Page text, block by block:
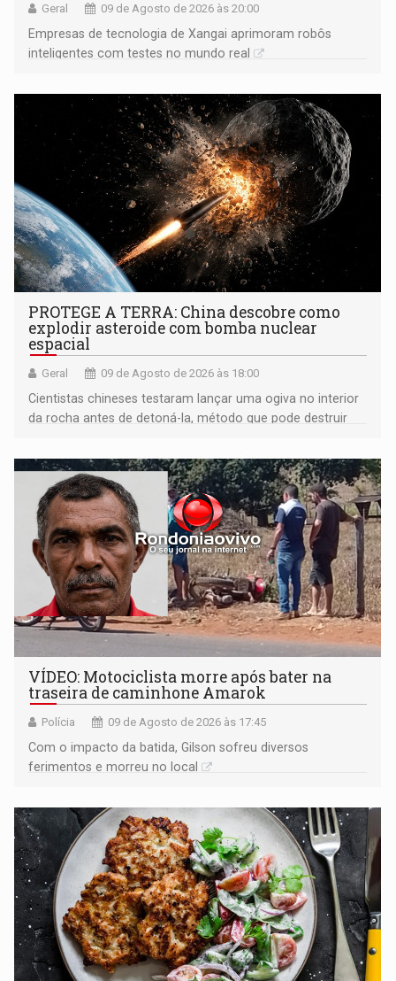
Geral 09 de Agosto de 2026 às 20:00
Empresas de tecnologia de Xangai aprimoram robôs
inteligentes com testes no mundo real
PROTEGE A TERRA: China descobre como
explodir asteroide com bomba nuclear
espacial
Geral 09 de Agosto de 2026 às 18:00
Cientistas chineses testaram lançar uma ogiva no interior
da rocha antes de detoná-la, método que pode destruir
VÍDEO: Motociclista morre após bater na
traseira de caminhone Amarok
Polícia 09 de Agosto de 2026 às 17:45
​Com o impacto da batida, Gilson sofreu diversos
ferimentos e morreu no local